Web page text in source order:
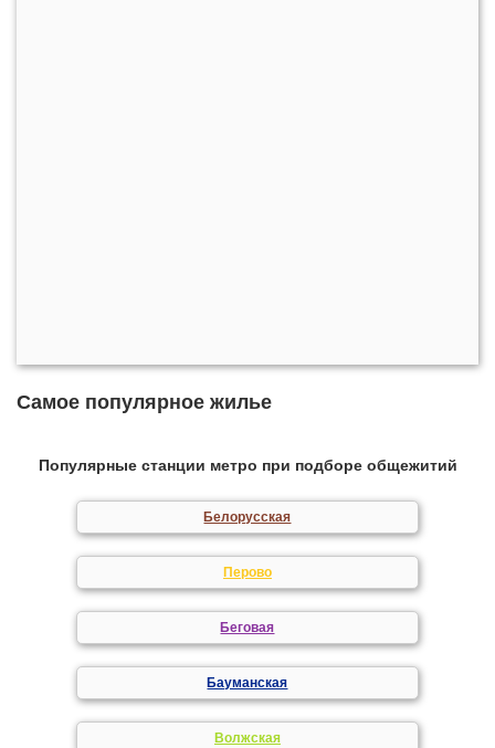
Самое популярное жилье
Популярные станции метро при подборе общежитий
Белорусская
Перово
Беговая
Бауманская
Волжская